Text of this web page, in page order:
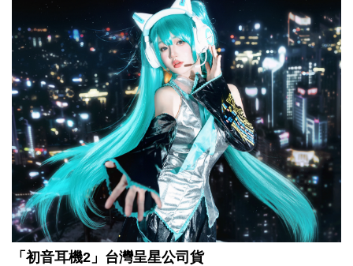
「初音耳機2」台灣呈星公司貨